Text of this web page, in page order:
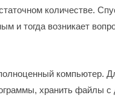
количестве.
и тогда возникает
компьютер.
хранить файлы